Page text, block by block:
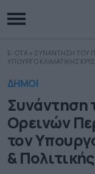
E-OTA » ΣΥΝΑΝΤΗΣΗ ΤΟΥ
ΥΠΟΥΡΓΟ ΚΛΙΜΑΤΙΚΗΣ
ΔΗΜΟΙ
Συνάντηση
Ορεινών
τον
&